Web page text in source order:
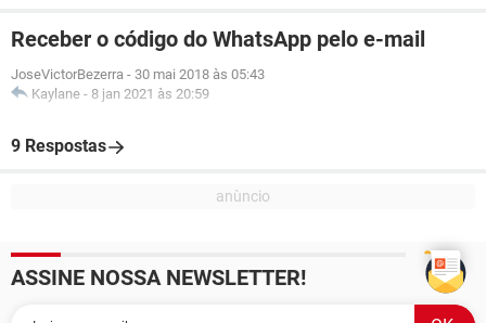
Receber o código do WhatsApp pelo e-mail
JoseVictorBezerra - 30 mai 2018 às 05:43
Kaylane - 8 jan 2021 às 20:59
9 Respostas
ASSINE NOSSA NEWSLETTER!